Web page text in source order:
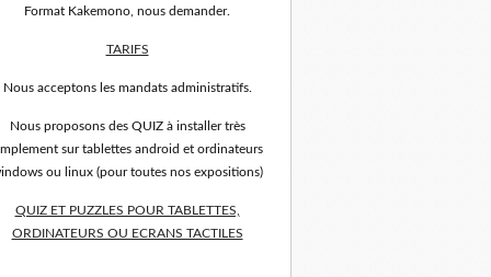
Format Kakemono, nous demander.
TARIFS
Nous acceptons les mandats administratifs.
Nous proposons des QUIZ à installer très
sur tablettes android et ordinateurs
ou linux (pour toutes nos expositions)
QUIZ ET PUZZLES POUR TABLETTES,
ORDINATEURS OU ECRANS TACTILES